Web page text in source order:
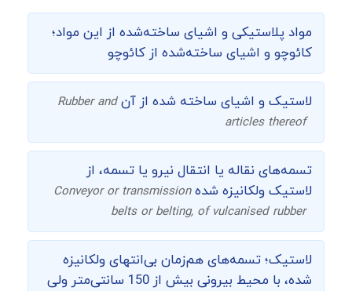
مواد پلاستیکی و اشیای ساخته‌شده از این مواد؛
کائوچو و اشیای ساخته‌شده از کائوچو
لاستیک و اشیای ساخته شده از آنRubber and
articles thereof
تسمه‌های نقاله یا انتقال نیرو یا تسمه، از
لاستیک ولکانیزه شدهConveyor or transmission
belts or belting, of vulcanised rubber
لاستیک؛ تسمه‌های هم‌زمان بی‌انتهای ولکانیزه
شده، با محیط بیرونی بیش از 150 سانتی‌متر ولی